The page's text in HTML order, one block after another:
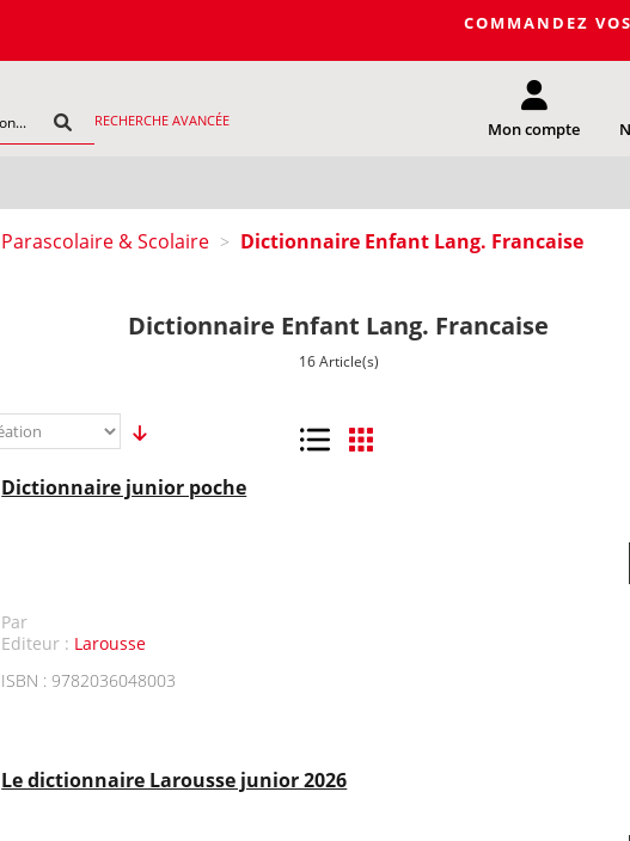
COMMANDEZ VOS
RECHERCHE AVANCÉE Mon compte
Parascolaire & Scolaire > Dictionnaire Enfant Lang. Francaise
Dictionnaire Enfant Lang. Francaise
16 Article(s)
Liste Grille
Dictionnaire junior poche
Par
Editeur : Larousse
ISBN : 9782036048003
Le dictionnaire Larousse junior 2026